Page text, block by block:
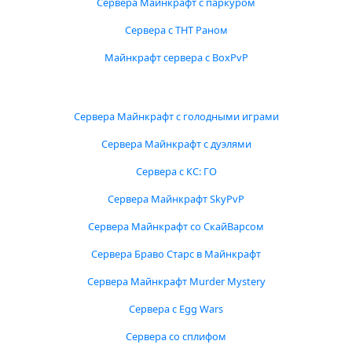
Сервера с ТНТ Раном
Майнкрафт сервера с BoxPvP
Сервера Майнкрафт с голодными играми
Сервера Майнкрафт с дуэлями
Сервера с КС: ГО
Сервера Майнкрафт SkyPvP
Сервера Майнкрафт со СкайВарсом
Сервера Браво Старс в Майнкрафт
Сервера Майнкрафт Murder Mystery
Сервера с Egg Wars
Сервера со сплифом